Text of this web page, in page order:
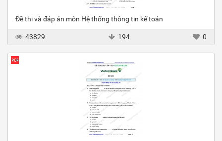
Đề thi và đáp án môn Hệ thống thông tin kế toán
43829 194 0